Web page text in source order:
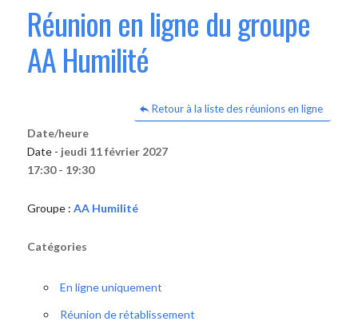
Réunion en ligne du groupe
AA Humilité
Retour à la liste des réunions en ligne
Date/heure
Date - jeudi 11 février 2027
17:30 - 19:30
Groupe : AA Humilité
Catégories
En ligne uniquement
Réunion de rétablissement